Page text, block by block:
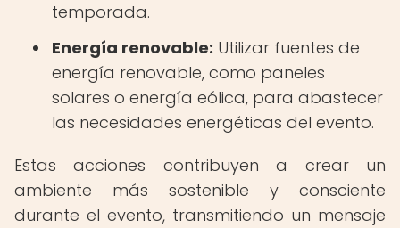
temporada.
Energía renovable: Utilizar fuentes de
energía renovable, como paneles
solares o energía eólica, para abastecer
las necesidades energéticas del evento.
Estas acciones contribuyen a crear un
ambiente más sostenible y consciente
durante el evento, transmitiendo un mensaje